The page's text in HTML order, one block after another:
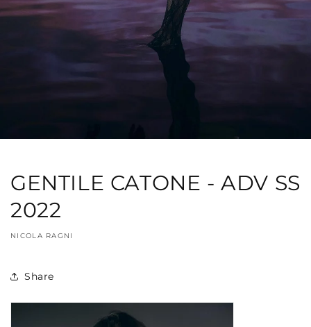
GENTILE CATONE - ADV SS
2022
NICOLA RAGNI
Share